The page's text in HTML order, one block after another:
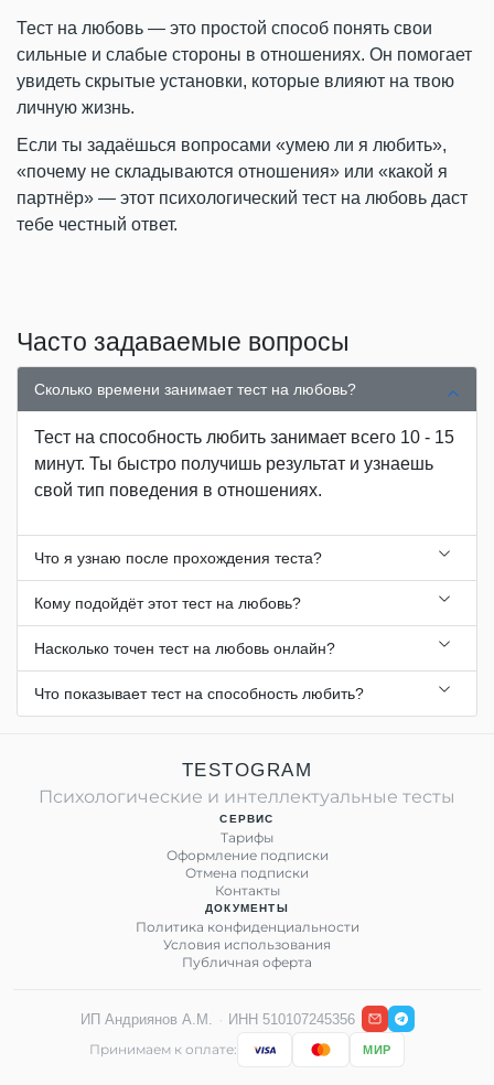
Тест на любовь — это простой способ понять свои
сильные и слабые стороны в отношениях. Он помогает
увидеть скрытые установки, которые влияют на твою
личную жизнь.
Если ты задаёшься вопросами «умею ли я любить»,
«почему не складываются отношения» или «какой я
партнёр» — этот психологический тест на любовь даст
тебе честный ответ.
Часто задаваемые вопросы
Сколько времени занимает тест на любовь?
Тест на способность любить занимает всего 10 - 15
минут. Ты быстро получишь результат и узнаешь
свой тип поведения в отношениях.
Что я узнаю после прохождения теста?
Кому подойдёт этот тест на любовь?
Насколько точен тест на любовь онлайн?
Что показывает тест на способность любить?
TESTOGRAM
Психологические и интеллектуальные тесты
СЕРВИС
Тарифы
Оформление подписки
Отмена подписки
Контакты
ДОКУМЕНТЫ
Политика конфиденциальности
Условия использования
Публичная оферта
ИП Андриянов А.М. · ИНН 510107245356
Принимаем к оплате:
МИР